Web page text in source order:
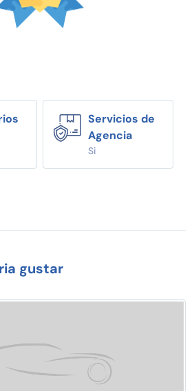
Servicios de
Agencia
Si
gustar